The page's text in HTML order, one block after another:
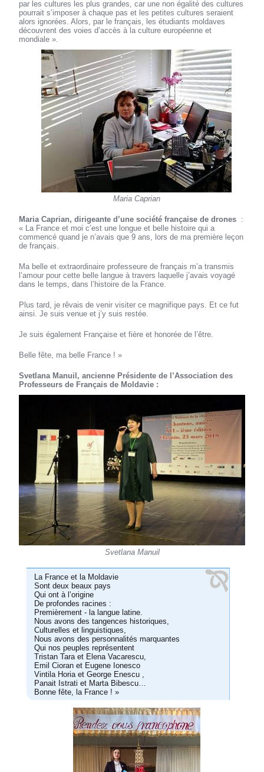
par les cultures les plus grandes, car une non égalité des cultures
pourrait s’imposer à chaque pas et les petites cultures seraient
alors ignorées. Alors, par le français, les étudiants moldaves
découvrent des voies d’accès à la culture européenne et
mondiale ».
Maria Caprian
Maria Caprian, dirigeante d’une société française de drones :
« La France et moi c’est une longue et belle histoire qui a
commencé quand je n’avais que 9 ans, lors de ma première leçon
de français.
Ma belle et extraordinaire professeure de français m’a transmis
l’amour pour cette belle langue à travers laquelle j’avais voyagé
dans le temps, dans l’histoire de la France.
Plus tard, je rêvais de venir visiter ce magnifique pays. Et ce fut
ainsi. Je suis venue et j’y suis restée.
Je suis également Française et fière et honorée de l’être.
Belle fête, ma belle France ! »
Svetlana Manuil, ancienne Présidente de l’Association des
Professeurs de Français de Moldavie :
Svetlana Manuil
La France et la Moldavie
Sont deux beaux pays
Qui ont à l’origine
De profondes racines :
Premièrement - la langue latine.
Nous avons des tangences historiques,
Culturelles et linguistiques,
Nous avons des personnalités marquantes
Qui nos peuples représentent
Tristan Tara et Elena Vacarescu,
Emil Cioran et Eugene Ionesco
Vintila Horia et George Enescu ,
Panait Istrati et Marta Bibescu…
Bonne fête, la France ! »